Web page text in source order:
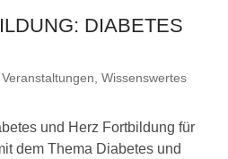
DIABETES
Veranstaltungen Wissenswertes
und Herz Fortbildung für
dem Thema Diabetes und